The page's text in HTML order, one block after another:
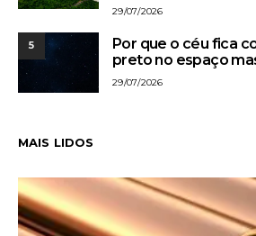
29/07/2026
5
Por que o céu fica
preto no espaço
29/07/2026
MAIS LIDOS